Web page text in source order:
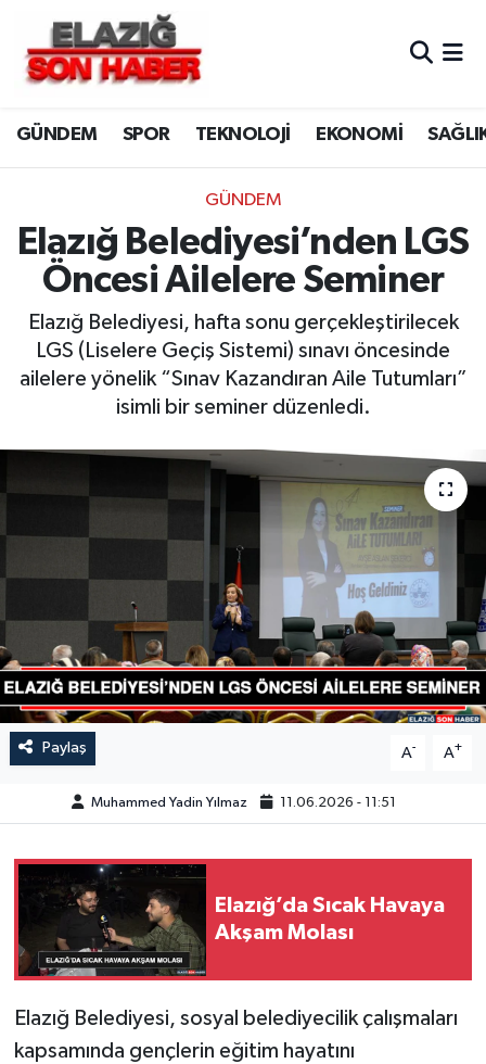
GÜNDEM SPOR TEKNOLOJİ EKONOMİ
GÜNDEM
Elazığ Belediyesi’nden LGS
Öncesi Ailelere Seminer
Elazığ Belediyesi, hafta sonu gerçekleştirilecek
LGS (Liselere Geçiş Sistemi) sınavı öncesinde
ailelere yönelik “Sınav Kazandıran Aile Tutumları”
isimli bir seminer düzenledi.
Paylaş A- A+
Muhammed Yadin Yılmaz 11.06.2026 - 11:51
Elazığ’da Sıcak Havaya
Akşam Molası
Elazığ Belediyesi, sosyal belediyecilik çalışmaları
kapsamında gençlerin eğitim hayatını
CANLI YAYIN
ASAYİŞ
BİLİM VE TEKNOLOJİ
DÜNYA
EKONOMİ
ELAZIĞ
HABERDE İNSAN
KÜLTÜR-SANAT
MAGAZİN
MEDYA
ÖZEL HABER
POLİTİKA
SAĞLIK
SİYASET
SPOR
Merkez Hava Durumu
Merkez Trafik Yoğunluk Haritası
Süper Lig Puan Durumu ve Fikstür
Tüm Manşetler
Haber Arşivi